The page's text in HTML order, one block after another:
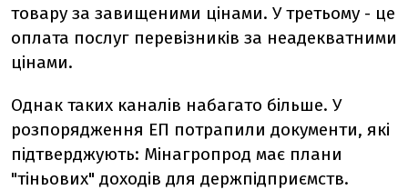
товару за завищеними цінами. У третьому - це
оплата послуг перевізників за неадекватними
цінами.
Однак таких каналів набагато більше. У
розпорядження ЕП потрапили документи, які
підтверджують: Мінагропрод має плани
"тіньових" доходів для держпідприємств.